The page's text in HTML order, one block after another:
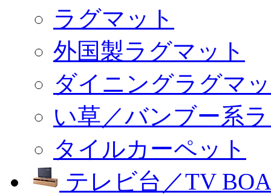
ラグマット
外国製ラグマット
ダイニングラグマ
い草／バンブー系
タイルカーペット
テレビ台／TV